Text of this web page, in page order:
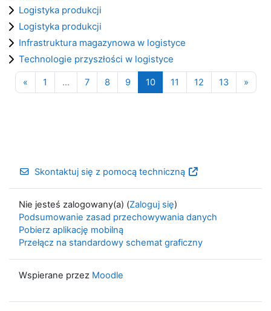
Logistyka produkcji
Logistyka produkcji
Infrastruktura magazynowa w logistyce
Technologie przyszłości w logistyce
«Poprzednia strona
1 Strona 1
… 7Strona 7
8Strona 8
9Strona 9
10Strona 10
11 Strona 11
12Strona 12
13Strona 13
»
Skontaktuj się z pomocą techniczną
Nie jesteś zalogowany(a) (Zaloguj się)
Podsumowanie zasad przechowywania danych
Pobierz aplikację mobilną
Przełącz na standardowy schemat graficzny
Wspierane przez Moodle